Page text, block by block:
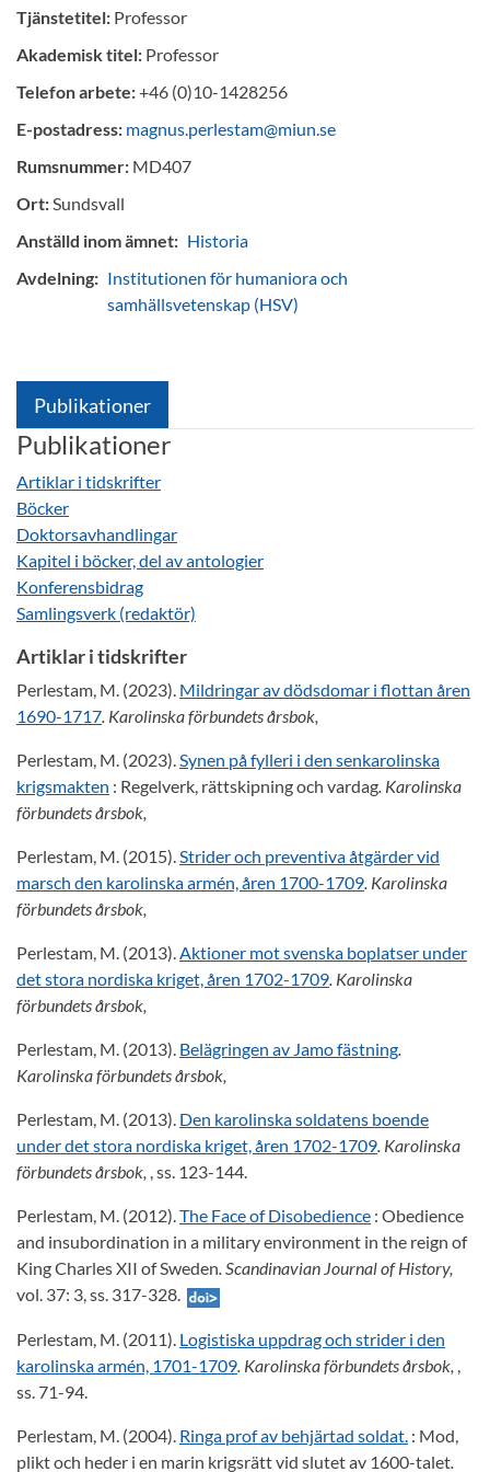
Tjänstetitel: Professor
Akademisk titel: Professor
Telefon arbete:+46 (0)10-1428256
E-postadress: magnus.perlestam@miun.se
Rumsnummer: MD407
Ort:Sundsvall
Anställd inom ämnet: Historia
Avdelning: Institutionen för humaniora och
samhällsvetenskap (HSV)
Publikationer
Publikationer
Artiklar i tidskrifter
Böcker
Doktorsavhandlingar
Kapitel i böcker, del av antologier
Konferensbidrag
Samlingsverk (redaktör)
Artiklar i tidskrifter
Perlestam, M. (2023). Mildringar av dödsdomar i flottan åren
1690-1717. Karolinska förbundets årsbok,
Perlestam, M. (2023).Synen på fylleri i den senkarolinska
krigsmakten : Regelverk, rättskipning och vardag. Karolinska
förbundets årsbok,
Perlestam, M. (2015).Strider och preventiva åtgärder vid
marsch den karolinska armén, åren 1700-1709. Karolinska
förbundets årsbok,
Perlestam, M. (2013).Aktioner mot svenska boplatser under
det stora nordiska kriget, åren 1702-1709. Karolinska
förbundets årsbok,
Perlestam, M. (2013). Belägringen av Jamo fästning.
Karolinska förbundets årsbok,
Perlestam, M. (2013). Den karolinska soldatens boende
under det stora nordiska kriget, åren 1702-1709. Karolinska
förbundets årsbok, , ss. 123-144.
Perlestam, M. (2012).The Face of Disobedience : Obedience
and insubordination in a military environment in the reign of
King Charles XII of Sweden. Scandinavian Journal of History,
vol. 37: 3, ss. 317-328.
Perlestam, M. (2011). Logistiska uppdrag och strider i den
karolinska armén, 1701-1709. Karolinska förbundets årsbok, ,
ss. 71-94.
Perlestam, M. (2004). Ringa prof av behjärtad soldat. : Mod,
plikt och heder i en marin krigsrätt vid slutet av 1600-talet.